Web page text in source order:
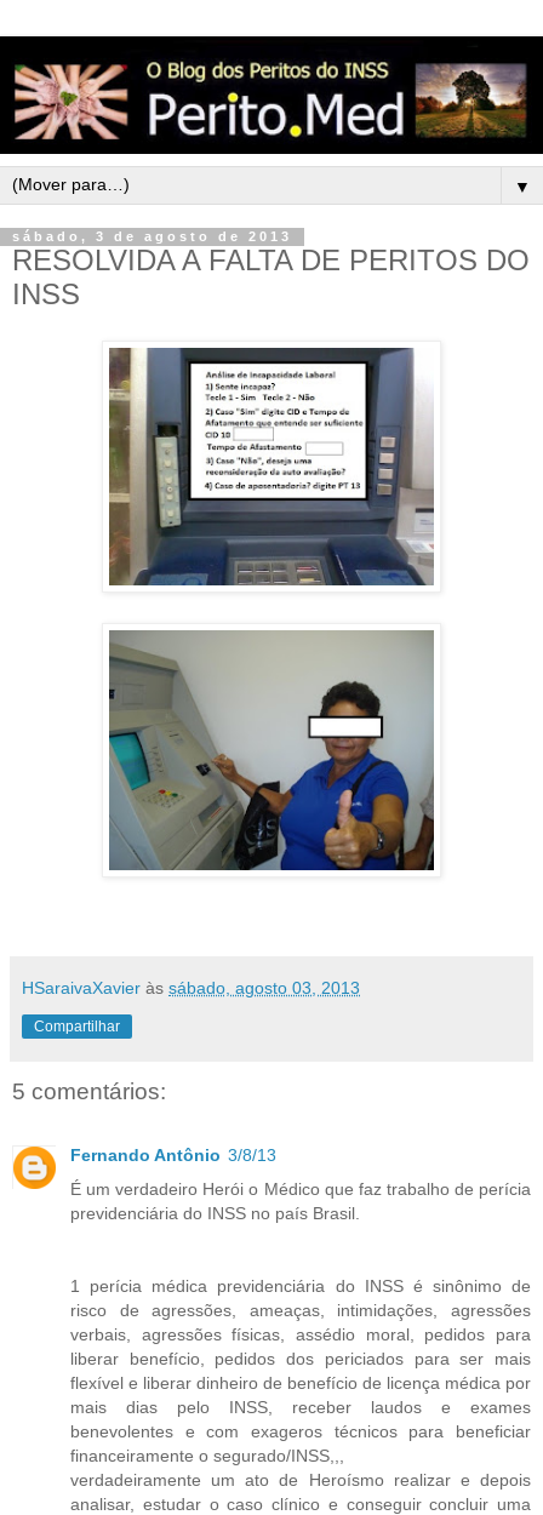
▼
sábado, 3 de agosto de 2013
RESOLVIDA A FALTA DE PERITOS DO
INSS
HSaraivaXavier às sábado, agosto 03, 2013
Compartilhar
5 comentários:
Fernando Antônio 3/8/13
É um verdadeiro Herói o Médico que faz trabalho de perícia
previdenciária do INSS no país Brasil.
1 perícia médica previdenciária do INSS é sinônimo de
risco de agressões, ameaças, intimidações, agressões
verbais, agressões físicas, assédio moral, pedidos para
liberar benefício, pedidos dos periciados para ser mais
flexível e liberar dinheiro de benefício de licença médica por
mais dias pelo INSS, receber laudos e exames
benevolentes e com exageros técnicos para beneficiar
financeiramente o segurado/INSS,,,
verdadeiramente um ato de Heroísmo realizar e depois
analisar, estudar o caso clínico e conseguir concluir uma